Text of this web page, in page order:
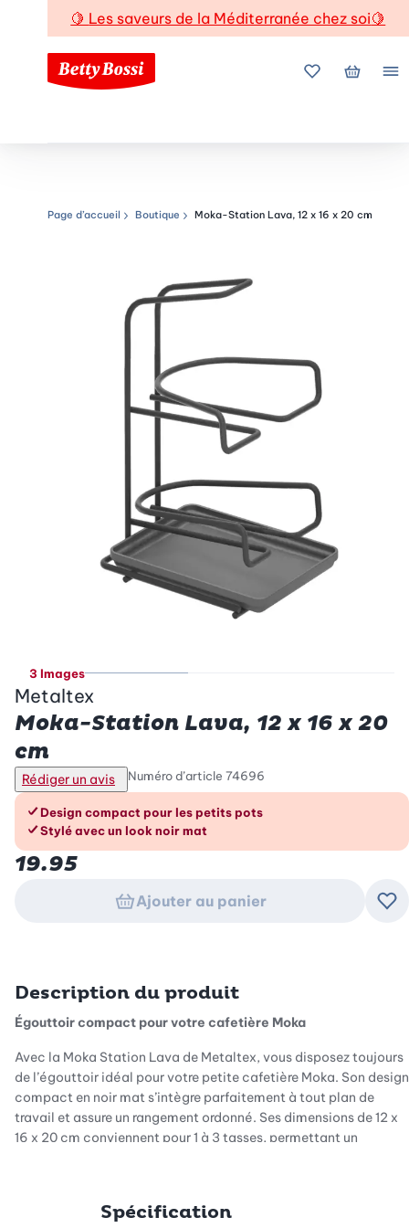
🍋 Les saveurs de la Méditerranée chez soi🍋
Mes favoris
Mon
Chemin de navigation
Page d’accueil Boutique Moka-Station Lava, 12 x 16 x 20 cm
3 Images
Metaltex
Moka-Station Lava, 12 x 16 x 20
cm
Rédiger un avis Numéro d’article 74696
Les avantages en un coup d’œil
Design compact pour les petits pots
Stylé avec un look noir mat
19.95
Ajouter au panier
Description du produit
Égouttoir compact pour votre cafetière Moka
Avec la Moka Station Lava de Metaltex, vous disposez toujours
de l’égouttoir idéal pour votre petite cafetière Moka. Son design
compact en noir mat s’intègre parfaitement à tout plan de
travail et assure un rangement ordonné. Ses dimensions de 12 x
16 x 20 cm conviennent pour 1 à 3 tasses, permettant un
Spécification